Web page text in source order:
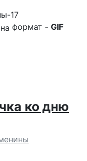
17
формат - GIF
ко дню